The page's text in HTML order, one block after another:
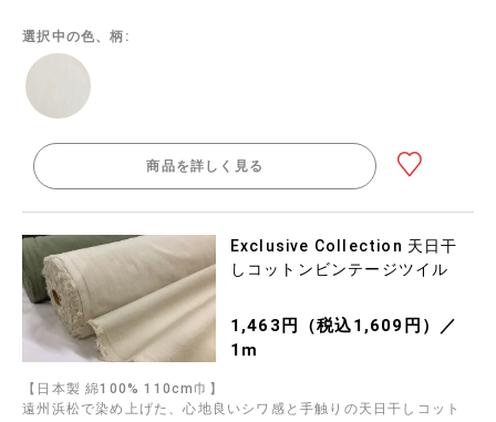
選択中の色、柄:
商品を詳しく見る
Exclusive Collection 天日干
しコットンビンテージツイル
1,463円（税込1,609円）／
1m
【日本製 綿100% 110cm巾】
遠州浜松で染め上げた、心地良いシワ感と手触りの天日干しコット